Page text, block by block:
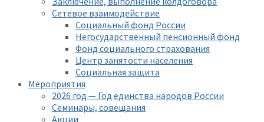
Сетевое взаимодействие
Социальный фонд России
Негосударственный пенсионный фонд
Фонд социального страхования
Центр занятости населения
Социальная защита
Мероприятия
2026 год — Год единства народов России
Семинары, совещания
Акции